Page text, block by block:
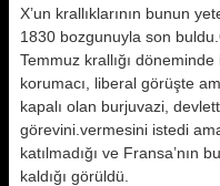
X’un krallıklarının bunun
1830 bozgunuyla son
Temmuz krallığı
korumacı, liberal görüşte
kapalı olan burjuvazi,
görevini.vermesini istedi
katılmadığı ve Fransa’nın
kaldığı görüldü.